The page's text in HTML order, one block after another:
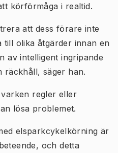
körförmåga i realtid.
att dess förare inte
olika åtgärder innan en
av intelligent ingripande
räckhåll, säger han.
regler eller
lösa problemet.
elsparkcykelkörning är
och detta